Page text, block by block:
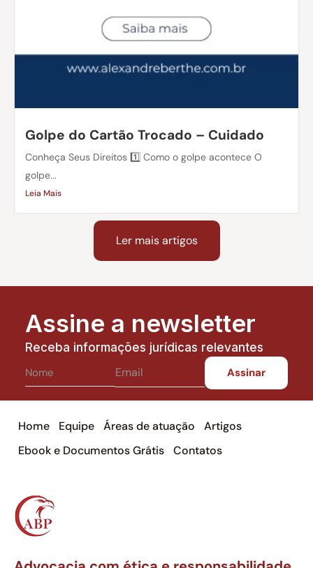
Golpe do Cartão Trocado – Cuidado
Conheça Seus Direitos 1️⃣ Como o golpe acontece O
golpe...
Leia Mais
Ler mais artigos
Assine a newsletter
Receba informações jurídicas relevantes
Home Equipe Áreas de atuação
Artigos
Ebook e Documentos Grátis
Contatos